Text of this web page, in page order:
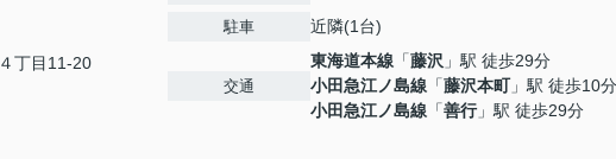
４丁目11-20
駐車 近隣(1台)
交通
東海道本線 「藤沢 」駅 徒歩29分
小田急江ノ島線 「藤沢本町」駅 徒歩10分
小田急江ノ島線 「善行」駅 徒歩29分